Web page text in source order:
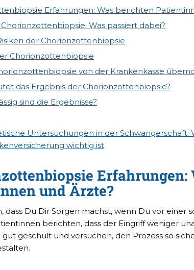
Erfahrungen: Was berichten
Was passiert dabei?
der Chorionzottenbiopsie
Chorionzottenbiopsie
von der Krankenkasse
das Ergebnis der Chorionzottenbiopsie?
sind die Ergebnisse?
Untersuchungen in der Schwangerschaft:
wichtig ist
Erfahrungen:
und Ärzte?
dass Du Dir Sorgen machst, wenn Du vor einer
berichten, dass der Eingriff weniger
gut geschult und versuchen, den Prozess so